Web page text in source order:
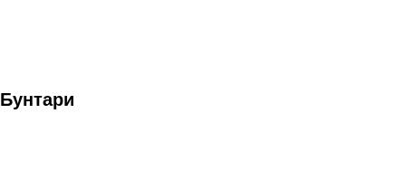
Бунтари